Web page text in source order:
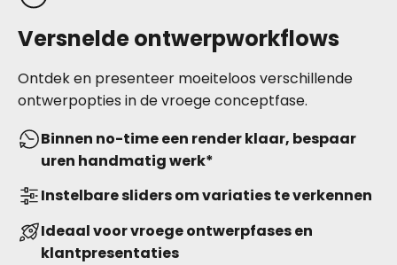
Versnelde ontwerpworkflows
Ontdek en presenteer moeiteloos verschillende
ontwerpopties in de vroege conceptfase.
Binnen no-time een render klaar, bespaar
uren handmatig werk*
Instelbare sliders om variaties te verkennen
Ideaal voor vroege ontwerpfases en
klantpresentaties